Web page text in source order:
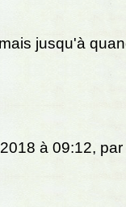
jusqu'à
à 09:12, par